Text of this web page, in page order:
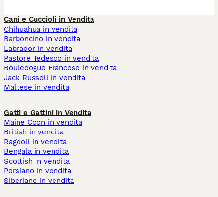
Cani e Cuccioli in Vendita
Chihuahua in vendita
Barboncino in vendita
Labrador in vendita
Pastore Tedesco in vendita
Bouledogue Francese in vendita
Jack Russell in vendita
Maltese in vendita
Gatti e Gattini in Vendita
Maine Coon in vendita
British in vendita
Ragdoll in vendita
Bengala in vendita
Scottish in vendita
Persiano in vendita
Siberiano in vendita